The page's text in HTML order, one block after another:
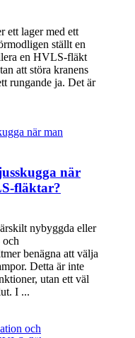
ett lager med ett
ställt en
en HVLS-fläkt
att störa kranens
rungande ja. Det är
när
fläktar?
nybyggda eller
och
benägna att välja
Detta är inte
utan ett väl
I ...